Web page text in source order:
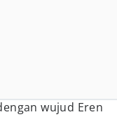
wujud Eren